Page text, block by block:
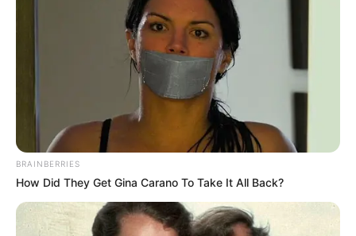
BRAINBERRIES
How Did They Get Gina Carano To Take It All Back?